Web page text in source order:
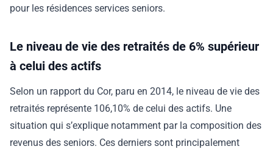
pour les résidences services seniors.
Le niveau de vie des retraités de 6% supérieur
à celui des actifs
Selon un rapport du Cor, paru en 2014, le niveau de vie des
retraités représente 106,10% de celui des actifs. Une
situation qui s’explique notamment par la composition des
revenus des seniors. Ces derniers sont principalement